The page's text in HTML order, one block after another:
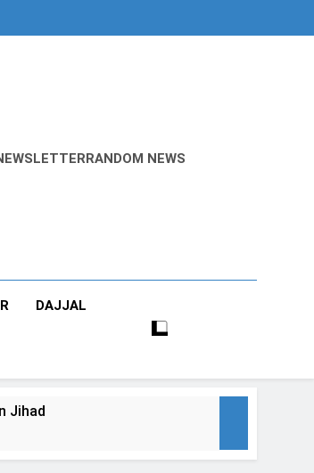
RANDOM NEWS
DAJJAL
Jihad